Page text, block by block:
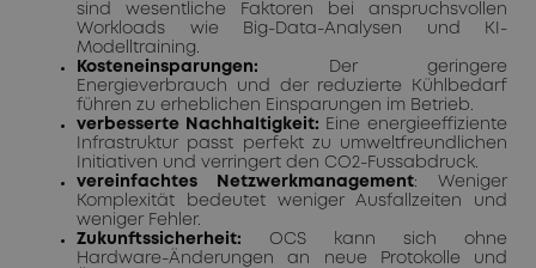
sind wesentliche Faktoren bei anspruchsvollen
Workloads wie Big-Data-Analysen und KI-
Modelltraining.
Kosteneinsparungen: Der geringere
Energieverbrauch und der reduzierte Kühlbedarf
führen zu erheblichen Einsparungen im Betrieb.
verbesserte Nachhaltigkeit: Eine energieeffiziente
Infrastruktur passt perfekt zu umweltfreundlichen
Initiativen und verringert den CO2-Fussabdruck.
vereinfachtes Netzwerkmanagement: Weniger
Komplexität bedeutet weniger Ausfallzeiten und
weniger Fehler.
Zukunftssicherheit: OCS kann sich ohne
Hardware-Änderungen an neue Protokolle und